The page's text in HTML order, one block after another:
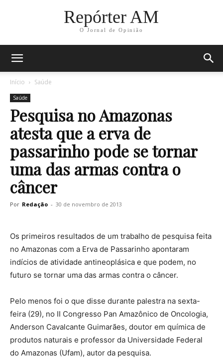
Repórter AM
O Jornal de Opinião
Início Saúde
Saúde
Pesquisa no Amazonas
atesta que a erva de
passarinho pode se tornar
uma das armas contra o
câncer
Por Redação - 30 de novembro de 2013
Os primeiros resultados de um trabalho de pesquisa feita
no Amazonas com a Erva de Passarinho apontaram
indícios de atividade antineoplásica e que podem, no
futuro se tornar uma das armas contra o câncer.
Pelo menos foi o que disse durante palestra na sexta-
feira (29), no II Congresso Pan Amazônico de Oncologia,
Anderson Cavalcante Guimarães, doutor em química de
produtos naturais e professor da Universidade Federal
do Amazonas (Ufam), autor da pesquisa.